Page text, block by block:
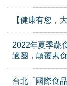
【健康有您，
2022年夏季蔬
適圈，顛覆素食
台北「國際食